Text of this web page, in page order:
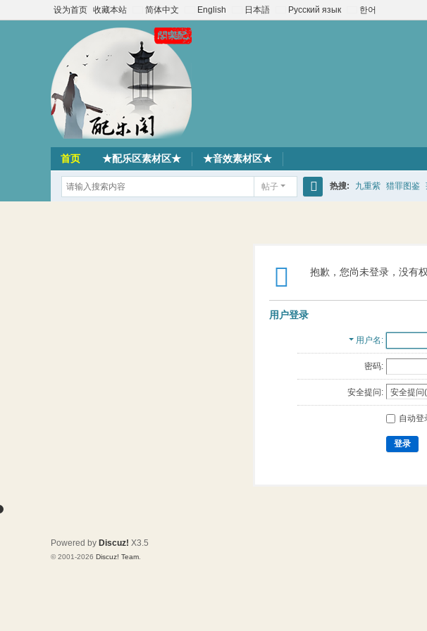
设为首页 收藏本站 简体中文 English 日本語 Русский язык 한어
首页 ★配乐区素材区★ ★音效素材区★
帖子 热搜: 九重紫 猎罪图鉴
抱歉，您尚未登录，没有
用户登录
用户名
密码:
安全提问:
自动登
登录
Powered by Discuz! X3.5
© 2001-2026 Discuz! Team